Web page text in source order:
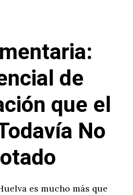
de
que el
No
es mucho más que